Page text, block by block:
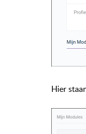
Hier